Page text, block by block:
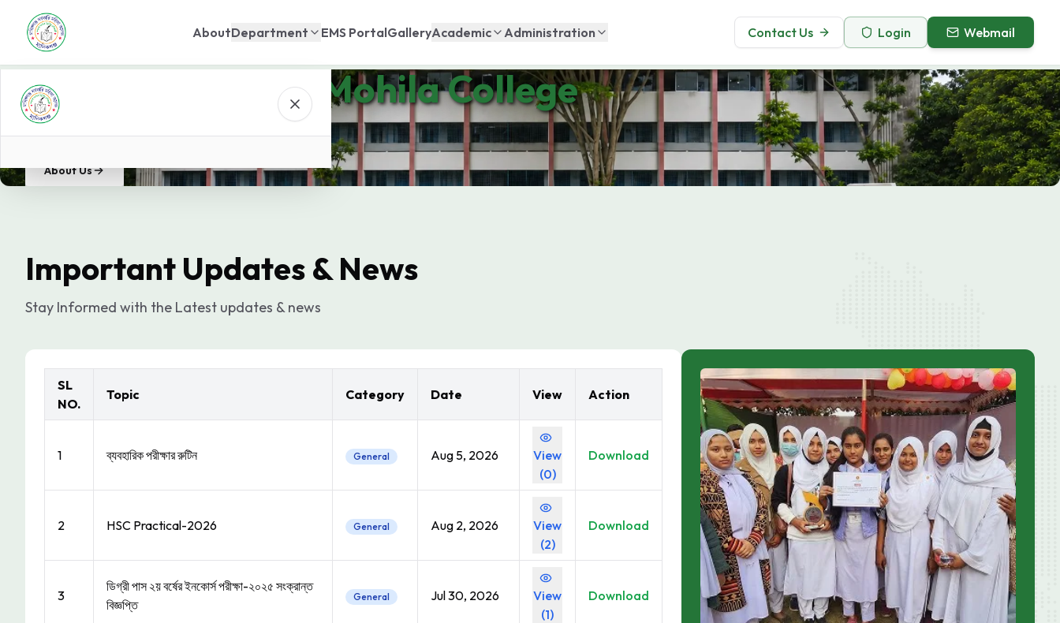
AboutDepartment EMS PortalGalleryAcademic Administration Contact Us Login Webmail
Manikganj Govt. Mohila College
Knowledge for enlightenment.
About Us
Important Updates & News
Stay Informed with the Latest updates & news
SL
NO.
Topic Category Date View Action
1 ব্যবহারিক পরীক্ষার রুটিন General Aug 5, 2026
View
(0)
Download
2 HSC Practical-2026 General Aug 2, 2026
View
(2)
Download
3
ডিগ্রী পাস ২য় বর্ষের ইনকোর্স পরীক্ষা-২০২৫ সংক্রান্ত
বিজ্ঞপ্তি
General Jul 30, 2026
View
(1)
Download